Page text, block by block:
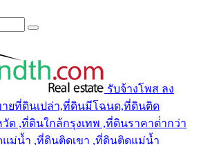
รับจ้างโพส ลง
ายที่ดินเปล่า,ที่ดินมีโฉนด,ที่ดินติด
ด ,ที่ดินใกล้กรุงเทพ ,ที่ดินราคาต่ํากว่า
แม่น้ำ ,ที่ดินติดเขา ,ที่ดินติดแม่น้ำ